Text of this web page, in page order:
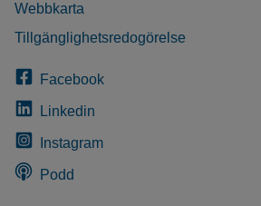
Webbkarta
Tillgänglighetsredogörelse
Facebook
Linkedin
Instagram
Podd